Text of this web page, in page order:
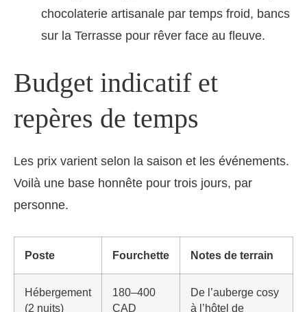
chocolaterie artisanale par temps froid, bancs
sur la Terrasse pour rêver face au fleuve.
Budget indicatif et
repères de temps
Les prix varient selon la saison et les événements.
Voilà une base honnête pour trois jours, par
personne.
Poste Fourchette Notes de terrain
Hébergement
(2 nuits)
180–400
CAD
De l’auberge cosy
à l’hôtel de